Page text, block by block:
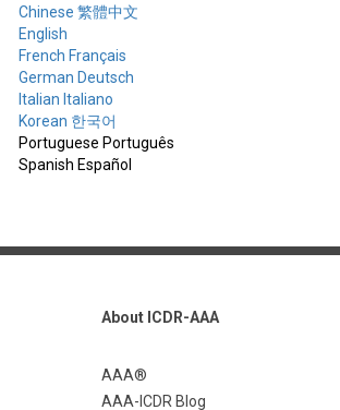
Chinese 繁體中文
English
French Français
German Deutsch
Italian Italiano
Korean 한국어
Portuguese Português
Spanish Español
About ICDR-AAA
AAA®
AAA-ICDR Blog